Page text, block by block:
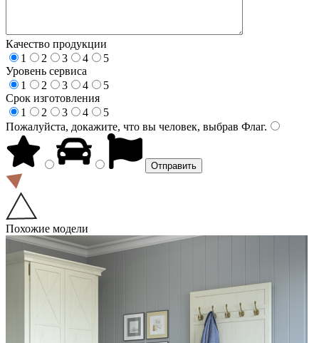
Качество продукции
1
2 3 4
5
Уровень сервиса
1
2 3 4
5
Срок изготовления
1
2 3 4
5
Пожалуйста, докажите, что вы человек, выбрав Флаг.
Похожие модели